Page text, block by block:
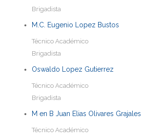
Brigadista
M.C. Eugenio Lopez Bustos
Técnico Académico
Brigadista
Oswaldo Lopez Gutierrez
Técnico Académico
Brigadista
M en B Juan Elias Olivares Grajales
Técnico Académico